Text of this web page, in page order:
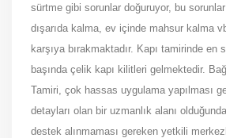
sürtme gibi sorunlar doğuruyor, bu sorunlar
dışarıda kalma, ev içinde mahsur kalma
karşıya bırakmaktadır. Kapı tamirinde en
başında çelik kapı kilitleri gelmektedir.
Tamiri, çok hassas uygulama yapılması
detayları olan bir uzmanlık alanı
destek alınmaması gereken yetkili